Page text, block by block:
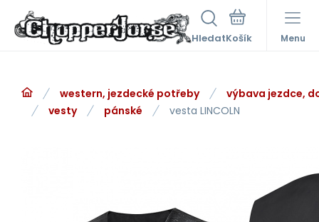
Hledat Menu
western, jezdecké potřeby
výbava jezdce,
vesty
pánské vesta LINCOLN